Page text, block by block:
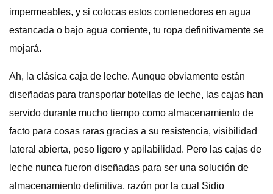
impermeables, y si colocas estos contenedores en agua
estancada o bajo agua corriente, tu ropa definitivamente se
mojará.
Ah, la clásica caja de leche. Aunque obviamente están
diseñadas para transportar botellas de leche, las cajas han
servido durante mucho tiempo como almacenamiento de
facto para cosas raras gracias a su resistencia, visibilidad
lateral abierta, peso ligero y apilabilidad. Pero las cajas de
leche nunca fueron diseñadas para ser una solución de
almacenamiento definitiva, razón por la cual Sidio